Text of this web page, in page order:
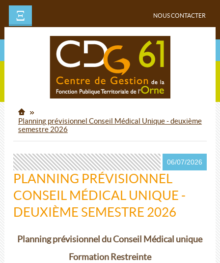
Ξ NOUS CONTACTER
Planning prévisionnel Conseil Médical Unique - deuxième
semestre 2026
06/07/2026
PLANNING PRÉVISIONNEL
CONSEIL MÉDICAL UNIQUE -
DEUXIÈME SEMESTRE 2026
Planning prévisionnel du Conseil Médical unique
Formation Restreinte